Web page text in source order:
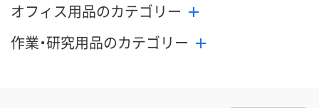
オフィス用品のカテゴリー
作業・研究用品のカテゴリー